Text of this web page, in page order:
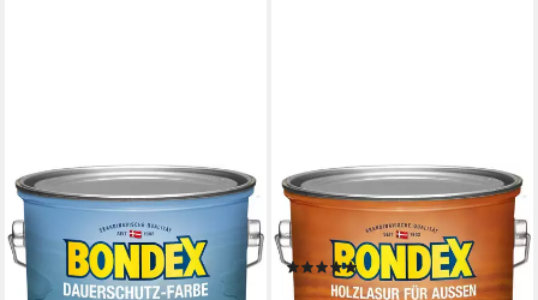
BONDEX
Holzschutzlasur Holzlasur für
Außen Farblos 2,50l
(4)
37,99 € UVP42,59 €